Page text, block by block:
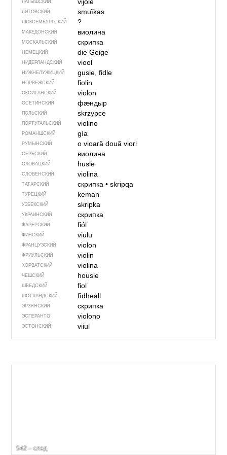
ЛАТЫШСКИЙ
ЛИТОВСКИЙ smuĩkas
ЛЮКСЕМБУРГСКИЙ ?
МАКЕДОНСКИЙ виолина
МОСКАЛЬСКИЙ скрипка
НЕМЕЦКИЙ die Geige
НИДЕРЛАНДСКИЙ viool
НИЖНЕЛУЖИЦКИЙ gusle, fidle
НОРВЕЖСКИЙ fiolin
ОКСИТАНСКИЙ violon
ОСЕТИНСКИЙ фӕндыр
ПОЛЬСКИЙ skrzypce
ПОРТУГАЛЬСКИЙ violino
РОМАНШСКИЙ gìa
РУМЫНСКИЙ o vioarădouă viori
СЕРБСКИЙ виолина
СЛОВАЦКИЙ husle
СЛОВЕНСКИЙ violina
ТАТАРСКИЙ скрипка• skripqa
ТУРЕЦКИЙ keman
УЗБЕКСКИЙ skripka
УКРАИНСКИЙ скрипка
ФАРЕРСКИЙ fiól
ФИНСКИЙ viulu
ФРАНЦУЗСКИЙ violon
ФРИУЛЬСКИЙ violin
ХОРВАТСКИЙ violina
ЧЕШСКИЙ housle
ШВЕДСКИЙ fiol
ШОТЛАНДСКИЙ fìdheall
ЭРЗЯНСКИЙ скрипка
ЭСПЕРАНТО violono
ЭСТОНСКИЙ viiul
542 – след